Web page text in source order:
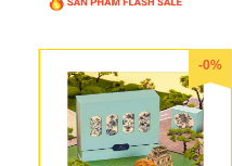
-0%